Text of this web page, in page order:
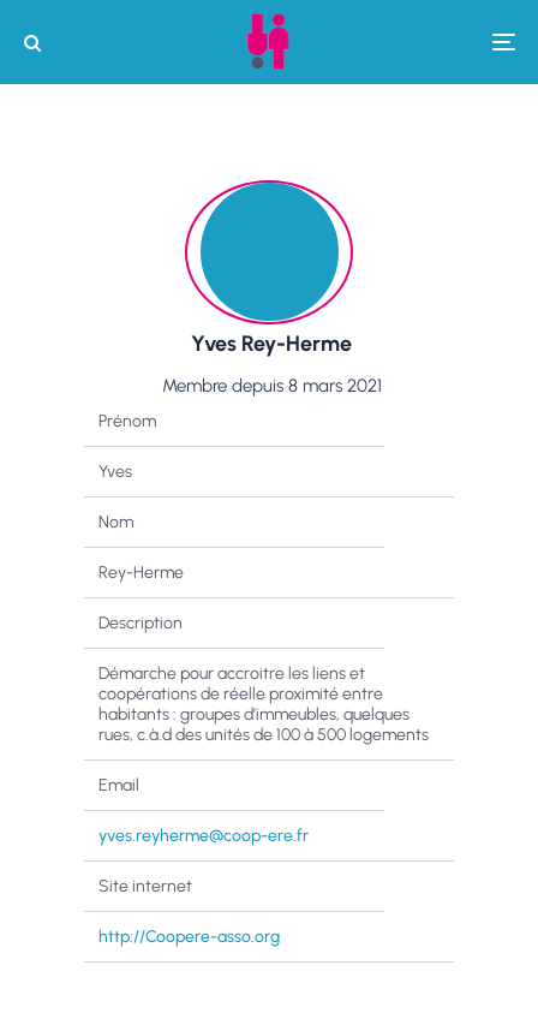
Yves Rey-Herme
Membre depuis 8 mars 2021
Prénom
Yves
Nom
Rey-Herme
Description
Démarche pour accroitre les liens et
coopérations de réelle proximité entre
habitants : groupes d’immeubles, quelques
rues, c.à.d des unités de 100 à 500 logements
Email
yves.reyherme@coop-ere.fr
Site internet
http://Coopere-asso.org